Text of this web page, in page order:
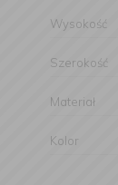
Wysokość
Szerokość
Materiał
Kolor